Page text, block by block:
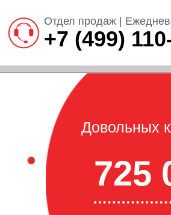
Отдел продаж |
+7 (499)
Довольных
725